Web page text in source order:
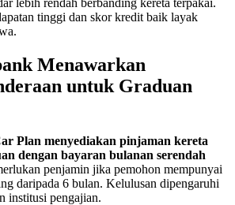
lebih rendah berbanding kereta terpakai.
tinggi dan skor kredit baik layak
Menawarkan
untuk Graduan
Plan menyediakan pinjaman kereta
dengan bayaran bulanan serendah
penjamin jika pemohon mempunyai
daripada 6 bulan. Kelulusan dipengaruhi
institusi pengajian.